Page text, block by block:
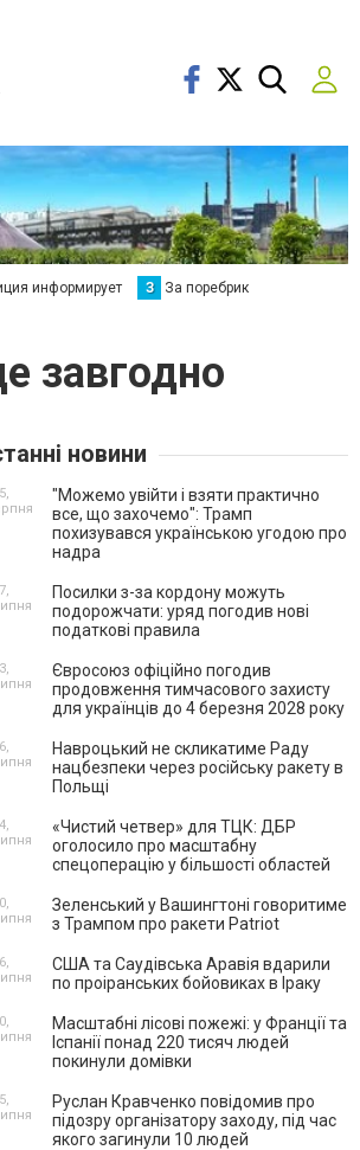
информирует З За поребрик
завгодно
новини
"Можемо увійти і взяти практично
все, що захочемо": Трамп
похизувався українською угодою про
надра
Посилки з-за кордону можуть
подорожчати: уряд погодив нові
податкові правила
Євросоюз офіційно погодив
продовження тимчасового захисту
для українців до 4 березня 2028 року
Навроцький не скликатиме Раду
нацбезпеки через російську ракету в
Польщі
«Чистий четвер» для ТЦК: ДБР
оголосило про масштабну
спецоперацію у більшості областей
Зеленський у Вашингтоні говоритиме
з Трампом про ракети Patriot
США та Саудівська Аравія вдарили
по проіранських бойовиках в Іраку
Масштабні лісові пожежі: у Франції та
Іспанії понад 220 тисяч людей
покинули домівки
Руслан Кравченко повідомив про
підозру організатору заходу, під час
якого загинули 10 людей